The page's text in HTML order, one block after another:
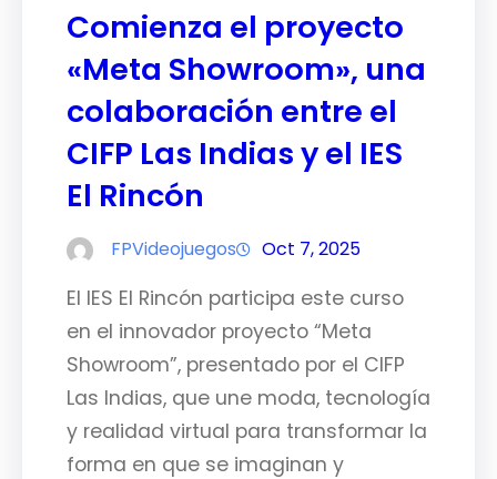
Comienza el proyecto
«Meta Showroom», una
colaboración entre el
CIFP Las Indias y el IES
El Rincón
FPVideojuegos Oct 7, 2025
El IES El Rincón participa este curso
en el innovador proyecto “Meta
Showroom”, presentado por el CIFP
Las Indias, que une moda, tecnología
y realidad virtual para transformar la
forma en que se imaginan y